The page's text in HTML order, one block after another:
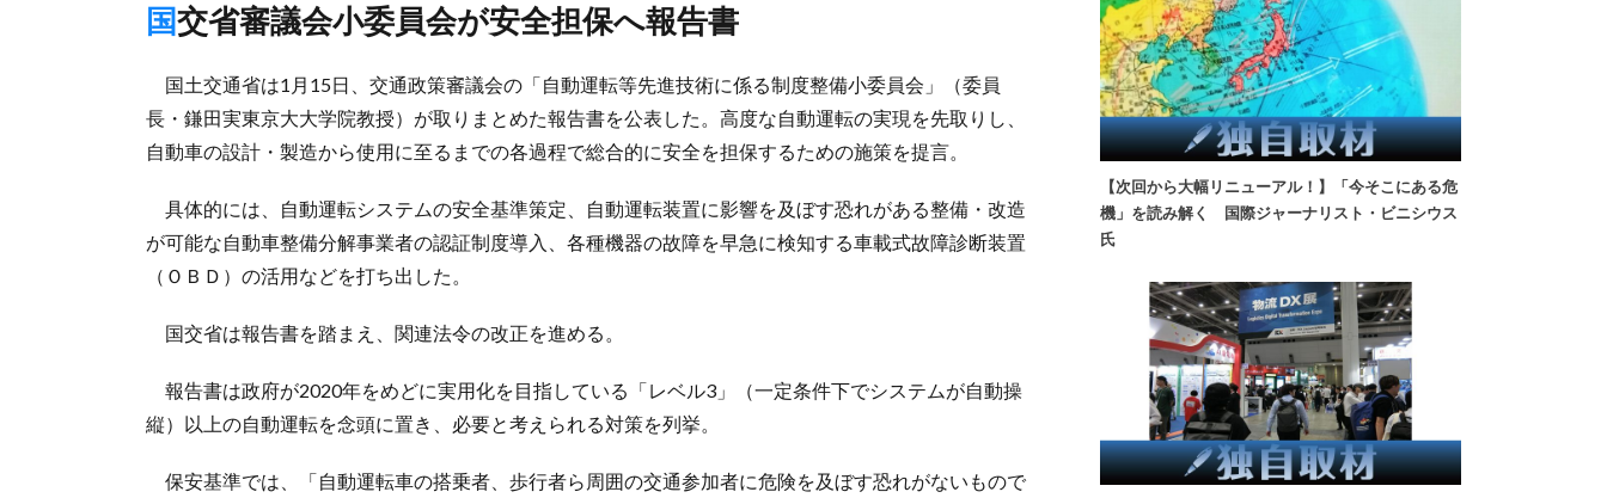
国交省審議会小委員会が安全担保へ報告書
国土交通省は1月15日、交通政策審議会の「自動運転等先進技術に係る制度整備小委員会」（委員
長・鎌田実東京大大学院教授）が取りまとめた報告書を公表した。高度な自動運転の実現を先取りし、
自動車の設計・製造から使用に至るまでの各過程で総合的に安全を担保するための施策を提言。
具体的には、自動運転システムの安全基準策定、自動運転装置に影響を及ぼす恐れがある整備・改造
が可能な自動車整備分解事業者の認証制度導入、各種機器の故障を早急に検知する車載式故障診断装置
（ＯＢＤ）の活用などを打ち出した。
国交省は報告書を踏まえ、関連法令の改正を進める。
報告書は政府が2020年をめどに実用化を目指している「レベル3」（一定条件下でシステムが自動操
縦）以上の自動運転を念頭に置き、必要と考えられる対策を列挙。
保安基準では、「自動運転車の搭乗者、歩行者ら周囲の交通参加者に危険を及ぼす恐れがないもので
【次回から大幅リニューアル！】「今そこにある危
機」を読み解く 国際ジャーナリスト・ビニシウス
氏